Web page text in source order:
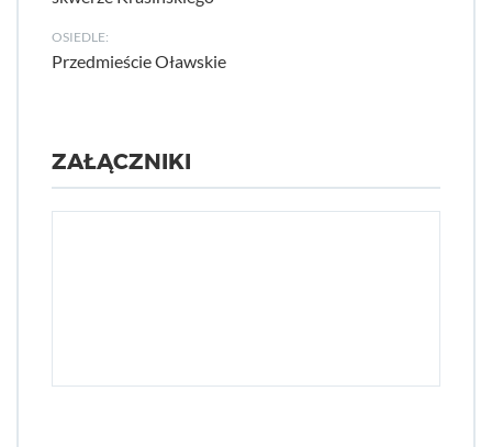
OSIEDLE:
Przedmieście Oławskie
ZAŁĄCZNIKI